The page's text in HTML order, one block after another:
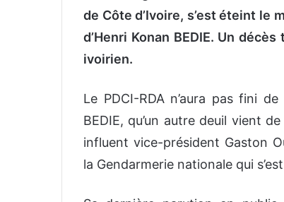
de Côte d’Ivoire, s’est éteint le
d’Henri Konan BEDIE. Un
ivoirien.
Le PDCI-RDA n’aura pas fini
BEDIE, qu’un autre deuil vient
influent vice-président Gaston
la Gendarmerie nationale qui